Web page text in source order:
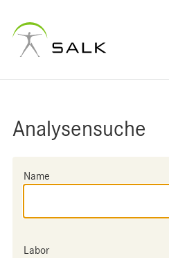
Analysensuche
Name
Labor